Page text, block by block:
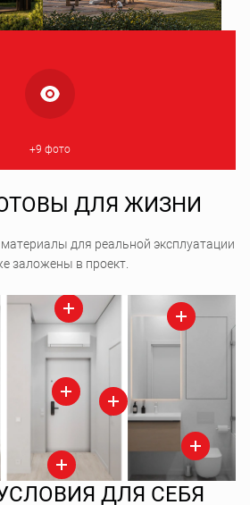
+9 фото
ДЛЯ ЖИЗНИ
для реальной эксплуатации
заложены в проект.
ДЛЯ СЕБЯ